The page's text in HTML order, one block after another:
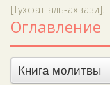
[Тухфат аль-ахвази].
Оглавление
Книга молитвы